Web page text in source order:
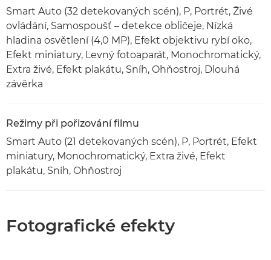
Smart Auto (32 detekovaných scén), P, Portrét, Živé
ovládání, Samospoušť – detekce obličeje, Nízká
hladina osvětlení (4,0 MP), Efekt objektivu rybí oko,
Efekt miniatury, Levný fotoaparát, Monochromatický,
Extra živé, Efekt plakátu, Sníh, Ohňostroj, Dlouhá
závěrka
Režimy při pořizování filmu
Smart Auto (21 detekovaných scén), P, Portrét, Efekt
miniatury, Monochromatický, Extra živé, Efekt
plakátu, Sníh, Ohňostroj
Fotografické efekty